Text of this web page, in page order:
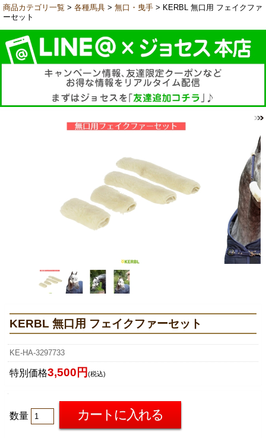
商品カテゴリ一覧 > 各種馬具 > 無口・曳手 > KERBL 無口用 フェイクファ
ーセット
KERBL 無口用 フェイクファーセット
KE-HA-3297733
特別価格3,500円 (税込)
数量